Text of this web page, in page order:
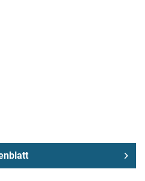
projiziert-kapazitiv (PCAP)